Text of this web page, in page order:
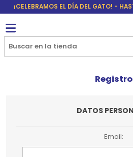
¡CELEBRAMOS EL DÍA DEL GATO! -
Registro
DATOS
Email: